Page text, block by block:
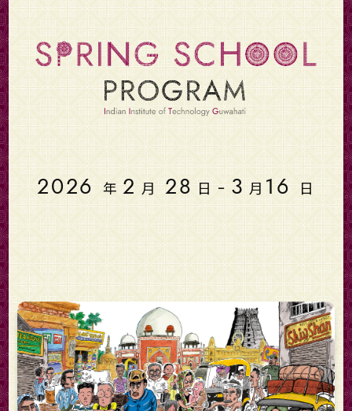
2026年2 月 28 日 ｰ 3月16 日